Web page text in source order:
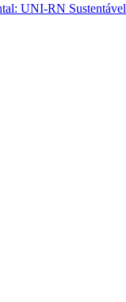
UNI-RN Sustentável